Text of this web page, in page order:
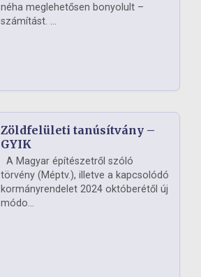
néha meglehetősen bonyolult –
számítást. ...
Zöldfelületi tanúsítvány –
GYIK
A Magyar építészetről szóló
törvény (Méptv.), illetve a kapcsolódó
kormányrendelet 2024 októberétől új
módo...